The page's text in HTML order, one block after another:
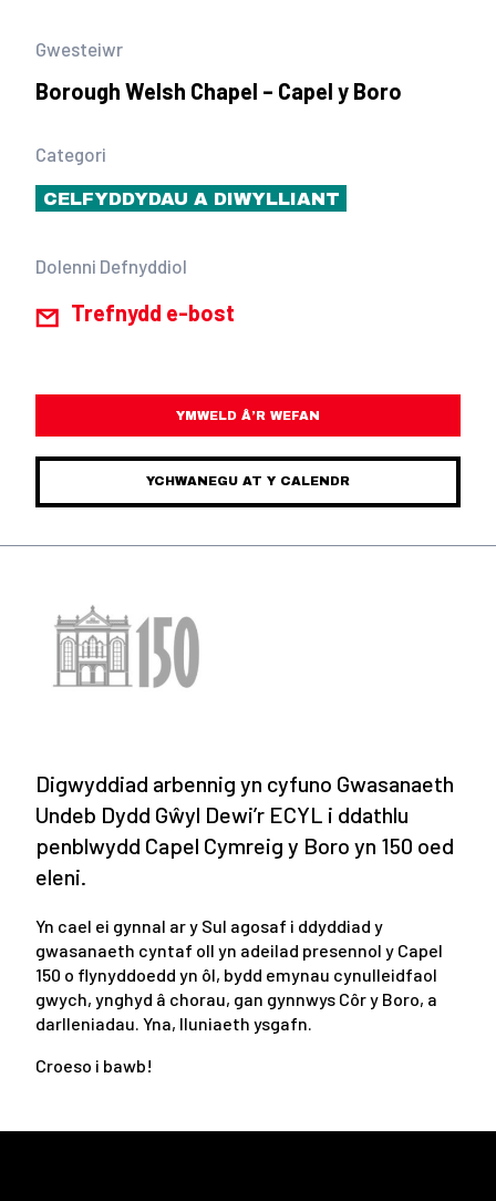
Gwesteiwr
Borough Welsh Chapel – Capel y Boro
Categori
CELFYDDYDAU A DIWYLLIANT
Dolenni Defnyddiol
Trefnydd e-bost
YMWELD Â’R WEFAN
YCHWANEGU AT Y CALENDR
Digwyddiad arbennig yn cyfuno Gwasanaeth
Undeb Dydd Gŵyl Dewi’r ECYL i ddathlu
penblwydd Capel Cymreig y Boro yn 150 oed
eleni.
Yn cael ei gynnal ar y Sul agosaf i ddyddiad y
gwasanaeth cyntaf oll yn adeilad presennol y Capel
150 o flynyddoedd yn ôl, bydd emynau cynulleidfaol
gwych, ynghyd â chorau, gan gynnwys Côr y Boro, a
darlleniadau. Yna, lluniaeth ysgafn.
Croeso i bawb!